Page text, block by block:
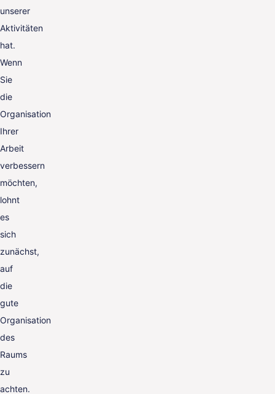
unserer
Aktivitäten
hat.
Wenn
Sie
die
Organisation
Ihrer
Arbeit
verbessern
möchten,
lohnt
es
sich
zunächst,
auf
die
gute
Organisation
des
Raums
zu
achten.